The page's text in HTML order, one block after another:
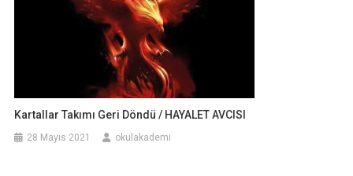
Kartallar Takımı Geri Döndü / HAYALET AVCISI
28 Mayıs 2021 okulakademi